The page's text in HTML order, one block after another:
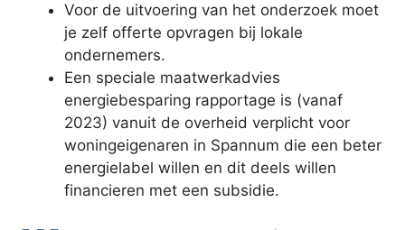
Voor de uitvoering van het onderzoek moet
je zelf offerte opvragen bij lokale
ondernemers.
Een speciale maatwerkadvies
energiebesparing rapportage is (vanaf
2023) vanuit de overheid verplicht voor
woningeigenaren in Spannum die een beter
energielabel willen en dit deels willen
financieren met een subsidie.